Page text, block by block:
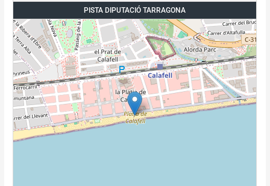
PISTA DIPUTACIÓ TARRAGONA